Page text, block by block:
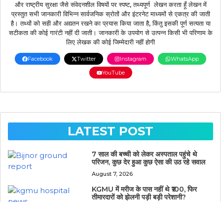
और राष्ट्रीय सुरक्षा जैसे संवेदनशील विषयों पर स्पष्ट, तथ्यपूर्ण लेखन करता हूँ लेखन में
प्रस्तुत सभी जानकारी विभिन्न सार्वजनिक स्रोतों और इंटरनेट माध्यमों से एकत्र की जाती
है। तथ्यों को सही और अद्यतन रखने का प्रयास किया जाता है, किंतु इसकी पूर्ण सत्यता या
सटीकता की कोई गारंटी नहीं दी जाती। जानकारी के उपयोग से उत्पन्न किसी भी परिणाम के
लिए लेखक की कोई जिम्मेदारी नहीं होगी
Facebook Twitter Instagram
WhatsApp
YouTube
LATEST POST
7 साल की बच्ची को लेकर अस्पताल पहुंचे थे
परिजन, कुछ देर हुआ कुछ ऐसा की उठ रहे सवाल
August 7, 2026
KGMU में मरीज के पास नहीं थे ₹100, फिर
तीमारदारों को झेलनी पड़ी बड़ी परेशानी?